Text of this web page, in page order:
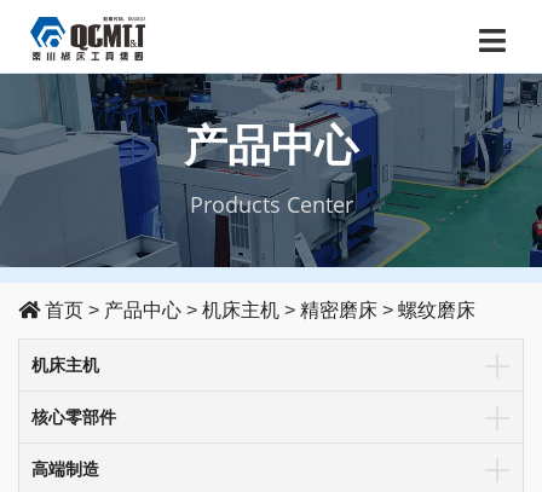
产品中心
Products Center
首页 > 产品中心 > 机床主机 > 精密磨床 > 螺纹磨床
机床主机
核心零部件
高端制造